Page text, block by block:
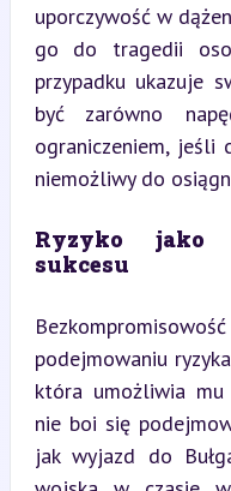
uporczywość w
go do tragedii
przypadku ukazuje
być zarówno
ograniczeniem,
niemożliwy do
Ryzyko jako
sukcesu
podejmowaniu
która umożliwia mu
nie boi się
jak wyjazd do